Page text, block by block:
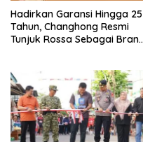
Hadirkan Garansi Hingga 25
Tahun, Changhong Resmi
Tunjuk Rossa Sebagai